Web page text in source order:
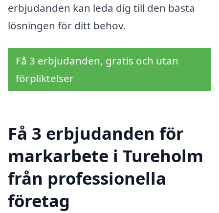
erbjudanden kan leda dig till den bästa
lösningen för ditt behov.
Få 3 erbjudanden, gratis och utan
förpliktelser
Få 3 erbjudanden för
markarbete i Tureholm
från professionella
företag